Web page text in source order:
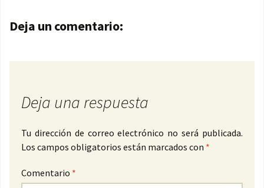
Navegación de entradas
Deja un comentario:
Deja una respuesta
Tu dirección de correo electrónico no será publicada.
Los campos obligatorios están marcados con *
Comentario *